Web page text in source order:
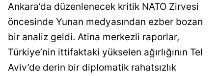
Ankara’da düzenlenecek kritik NATO Zirvesi
öncesinde Yunan medyasından ezber bozan
bir analiz geldi. Atina merkezli raporlar,
Türkiye’nin ittifaktaki yükselen ağırlığının Tel
Aviv’de derin bir diplomatik rahatsızlık